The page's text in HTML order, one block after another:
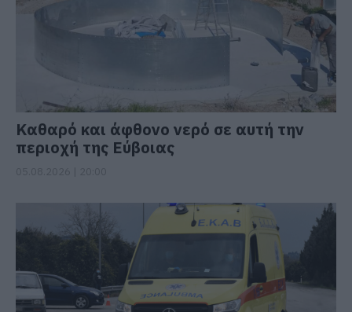
Καθαρό και άφθονο νερό σε αυτή την
περιοχή της Εύβοιας